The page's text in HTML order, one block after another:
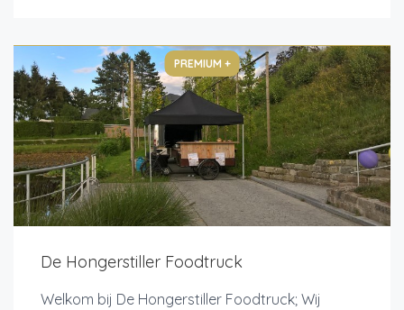
PREMIUM +
De Hongerstiller Foodtruck
Welkom bij De Hongerstiller Foodtruck; Wij